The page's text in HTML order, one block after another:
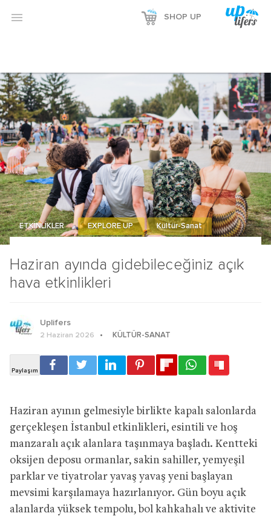
Reklamı Göster
Reklamı Gizle
 SHOP UP
Haziran ayında gidebileceğiniz açık
hava etkinlikleri
ETKİNLİKLER EXPLORE UP Kültür-Sanat
Uplifers
2 Haziran 2026 KÜLTÜR-SANAT
Haziran ayının gelmesiyle birlikte kapalı salonlarda
gerçekleşen İstanbul etkinlikleri, esintili ve hoş
manzaralı açık alanlara taşınmaya başladı. Kentteki
oksijen deposu ormanlar, sakin sahiller, yemyeşil
parklar ve tiyatrolar yavaş yavaş yeni başlayan
mevsimi karşılamaya hazırlanıyor. Gün boyu açık
alanlarda yüksek tempolu, bol kahkahalı ve aktivite